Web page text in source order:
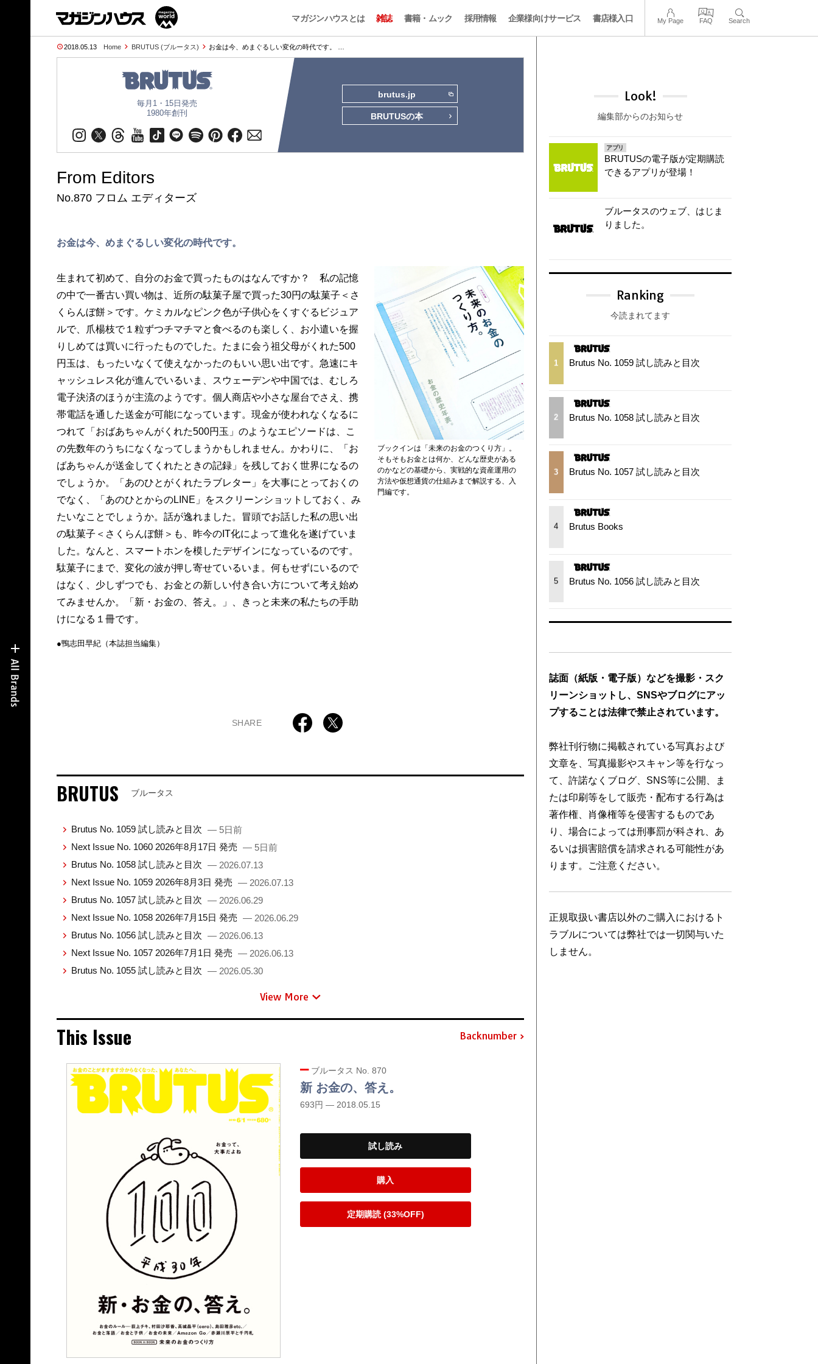
マガジンハウスとは 雑誌 書籍・ムック 採用情報 企業様向けサービス 書店様入口 My Page FAQ Search
2018.05.13 Home BRUTUS (ブルータス) お金は今、めまぐるしい変化の時代です。 …
毎月1・15日発売
1980年創刊
brutus.jp
BRUTUSの本
From Editors
No.870 フロム エディターズ
お金は今、めまぐるしい変化の時代です。
生まれて初めて、自分のお金で買ったものはなんですか？ 私の記憶
の中で一番古い買い物は、近所の駄菓子屋で買った30円の駄菓子＜さ
くらんぼ餅＞です。ケミカルなピンク色が子供心をくすぐるビジュア
ルで、爪楊枝で１粒ずつチマチマと食べるのも楽しく、お小遣いを握
りしめては買いに行ったものでした。たまに会う祖父母がくれた500
円玉は、もったいなくて使えなかったのもいい思い出です。急速にキ
ャッシュレス化が進んでいるいま、スウェーデンや中国では、むしろ
電子決済のほうが主流のようです。個人商店や小さな屋台でさえ、携
帯電話を通した送金が可能になっています。現金が使われなくなるに
つれて「おばあちゃんがくれた500円玉」のようなエピソードは、こ
の先数年のうちになくなってしまうかもしれません。かわりに、「お
ばあちゃんが送金してくれたときの記録」を残しておく世界になるの
でしょうか。「あのひとがくれたラブレター」を大事にとっておくの
でなく、「あのひとからのLINE」をスクリーンショットしておく、み
たいなことでしょうか。話が逸れました。冒頭でお話した私の思い出
の駄菓子＜さくらんぼ餅＞も、昨今のIT化によって進化を遂げていま
した。なんと、スマートホンを模したデザインになっているのです。
駄菓子にまで、変化の波が押し寄せているいま。何もせずにいるので
はなく、少しずつでも、お金との新しい付き合い方について考え始め
てみませんか。「新・お金の、答え。」、きっと未来の私たちの手助
けになる１冊です。
●鴨志田早紀（本誌担当編集）
ブックインは「未来のお金のつくり方」。
そもそもお金とは何か、どんな歴史がある
のかなどの基礎から、実戦的な資産運用の
方法や仮想通貨の仕組みまで解説する、入
門編です。
SHARE
BRUTUS ブルータス
Brutus No. 1059 試し読みと目次 — 5日前
Next Issue No. 1060 2026年8月17日 発売 — 5日前
Brutus No. 1058 試し読みと目次 — 2026.07.13
Next Issue No. 1059 2026年8月3日 発売 — 2026.07.13
Brutus No. 1057 試し読みと目次 — 2026.06.29
Next Issue No. 1058 2026年7月15日 発売 — 2026.06.29
Brutus No. 1056 試し読みと目次 — 2026.06.13
Next Issue No. 1057 2026年7月1日 発売 — 2026.06.13
Brutus No. 1055 試し読みと目次 — 2026.05.30
View More
This Issue Backnumber
ブルータス No. 870
新 お金の、答え。
693円 — 2018.05.15
試し読み
購入
定期購読 (33%OFF)
Look!
編集部からのお知らせ
アプリ
BRUTUSの電子版が定期購読
できるアプリが登場！
ブルータスのウェブ、はじま
りました。
Ranking
今読まれてます
1 Brutus No. 1059 試し読みと目次
2 Brutus No. 1058 試し読みと目次
3 Brutus No. 1057 試し読みと目次
4 Brutus Books
5 Brutus No. 1056 試し読みと目次
誌面（紙版・電子版）などを撮影・スク
リーンショットし、SNSやブログにアッ
プすることは法律で禁止されています。
弊社刊行物に掲載されている写真および
文章を、写真撮影やスキャン等を行なっ
て、許諾なくブログ、SNS等に公開、ま
たは印刷等をして販売・配布する行為は
著作権、肖像権等を侵害するものであ
り、場合によっては刑事罰が科され、あ
るいは損害賠償を請求される可能性があ
ります。ご注意ください。
正規取扱い書店以外のご購入におけるト
ラブルについては弊社では一切関与いた
しません。